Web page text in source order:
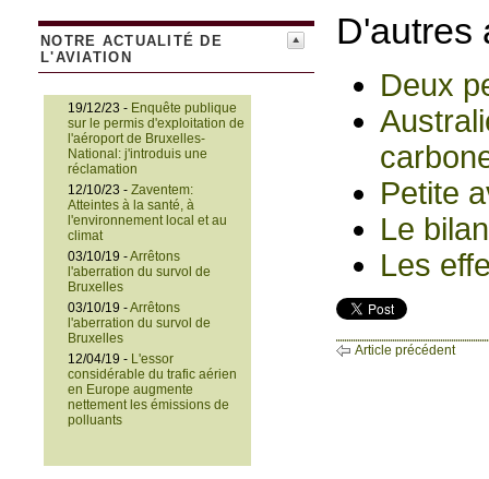
NOTRE ACTUALITÉ DE
L'AVIATION
19/12/23 - Enquête publique
sur le permis d'exploitation de
l'aéroport de Bruxelles-
National: j'introduis une
réclamation
12/10/23 - Zaventem:
Atteintes à la santé, à
l'environnement local et au
climat
03/10/19 -Arrêtons
l'aberration du survol de
Bruxelles
03/10/19 -Arrêtons
l'aberration du survol de
Bruxelles
12/04/19 - L'essor
considérable du trafic aérien
en Europe augmente
nettement les émissions de
polluants
D'autres
Deux
Petite
Le
Les
Article précédent